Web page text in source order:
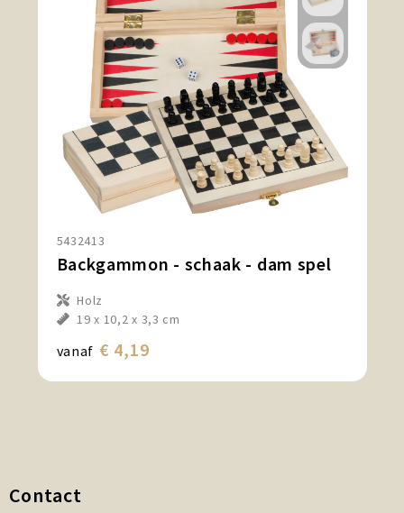
5432413
Backgammon - schaak - dam spel
Holz
19 x 10,2 x 3,3 cm
vanaf € 4,19
Contact